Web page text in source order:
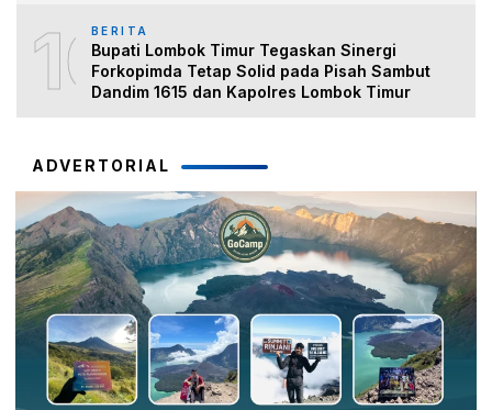
10BERITA
Bupati Lombok Timur Tegaskan Sinergi
Forkopimda Tetap Solid pada Pisah Sambut
Dandim 1615 dan Kapolres Lombok Timur
ADVERTORIAL